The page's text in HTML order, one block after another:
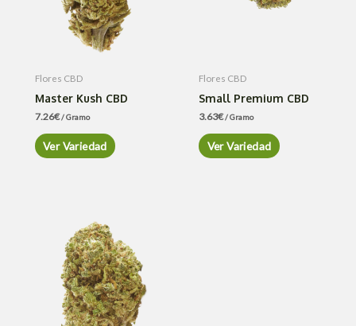
Flores CBD
Master Kush CBD
7.26€/ Gramo
Ver Variedad
Flores CBD
Small Premium CBD
3.63€/ Gramo
Ver Variedad